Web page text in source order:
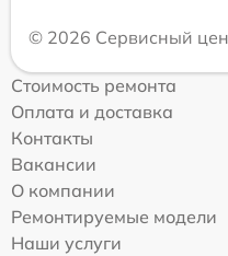
© 2026 Сервисный
Стоимость ремонта
Оплата и доставка
Контакты
Вакансии
О компании
Ремонтируемые модели
Наши услуги